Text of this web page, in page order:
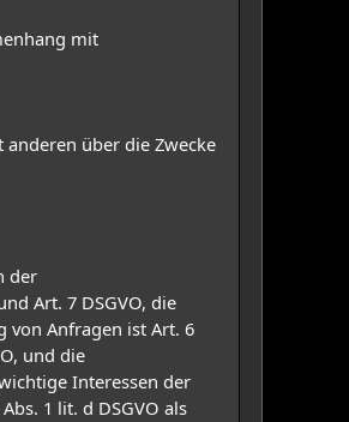
mit
über die Zwecke
der
Art. 7 DSGVO, die
von Anfragen ist Art. 6
und die
Interessen der
1 lit. d DSGVO als